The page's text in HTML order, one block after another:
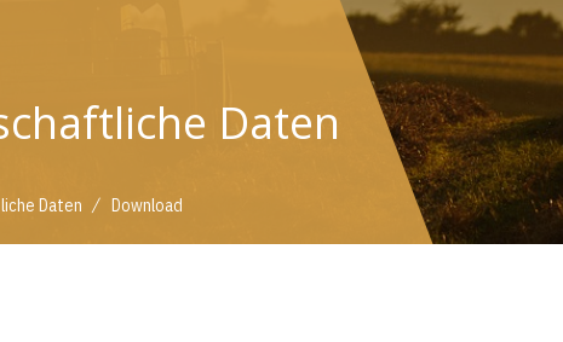
Daten
Daten / Download